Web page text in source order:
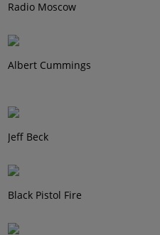
Radio Moscow
Albert Cummings
Jeff Beck
Black Pistol Fire